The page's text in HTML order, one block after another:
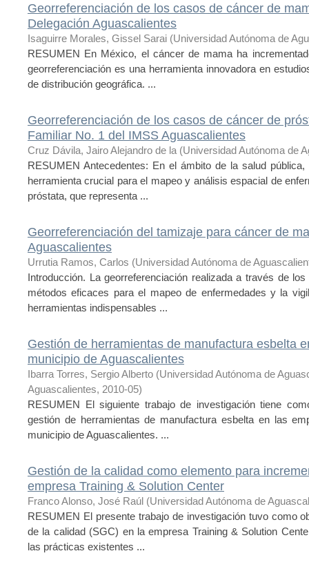
Georreferenciación de los casos de cáncer de
Delegación Aguascalientes
Isaguirre Morales, Gissel Sarai (Universidad Autónoma de
RESUMEN En México, el cáncer de mama ha
georreferenciación es una herramienta innovadora en
de distribución geográfica. ...
Georreferenciación de los casos de cáncer de
Familiar No. 1 del IMSS Aguascalientes
Cruz Dávila, Jairo Alejandro de la (Universidad Autónoma de
RESUMEN Antecedentes: En el ámbito de la salud
herramienta crucial para el mapeo y análisis espacial de
próstata, que representa ...
Georreferenciación del tamizaje para cáncer de
Aguascalientes
Urrutia Ramos, Carlos (Universidad Autónoma de
Introducción. La georreferenciación realizada a través de
métodos eficaces para el mapeo de enfermedades y la
herramientas indispensables ...
Gestión de herramientas de manufactura esbelta
municipio de Aguascalientes
Ibarra Torres, Sergio Alberto (Universidad Autónoma de
Aguascalientes, 2010-05)
RESUMEN El siguiente trabajo de investigación tiene
gestión de herramientas de manufactura esbelta en las
municipio de Aguascalientes. ...
Gestión de la calidad como elemento para
empresa Training & Solution Center
Franco Alonso, José Raúl (Universidad Autónoma de
RESUMEN El presente trabajo de investigación tuvo como
de la calidad (SGC) en la empresa Training & Solution
las prácticas existentes ...